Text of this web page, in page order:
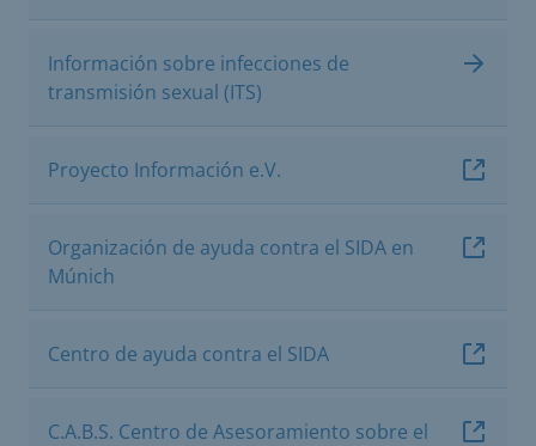
Información sobre infecciones de
transmisión sexual (ITS)
Proyecto Información e.V.
Organización de ayuda contra el SIDA en
Múnich
Centro de ayuda contra el SIDA
C.A.B.S. Centro de Asesoramiento sobre el